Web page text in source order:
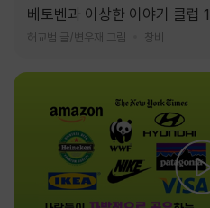
베토벤과 이상한 이야기 클럽 1
허교범 글/변우재 그림 창비